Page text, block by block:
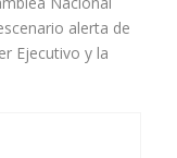
alerta de
Ejecutivo y la